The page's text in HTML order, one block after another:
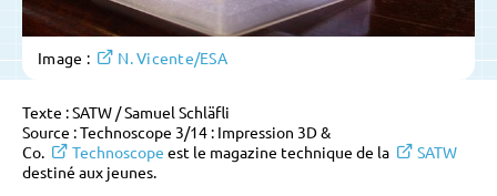
Image : N. Vicente/ESA
Texte : SATW / Samuel Schläfli
Source : Technoscope 3/14 : Impression 3D &
Co.
Technoscope est le magazine technique de la
SATW
destiné aux jeunes.